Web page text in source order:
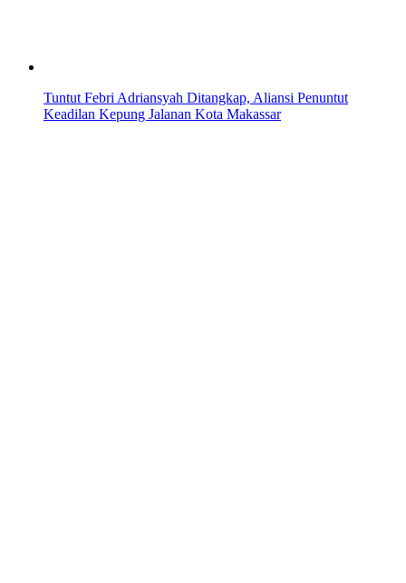
Tuntut Febri Adriansyah Ditangkap, Aliansi Penuntut
Keadilan Kepung Jalanan Kota Makassar